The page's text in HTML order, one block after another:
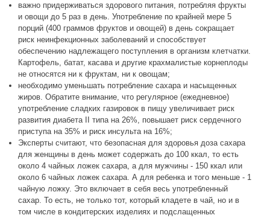
важно придерживаться здорового питания, потребляя фрукты
и овощи до 5 раз в день. Употребление по крайней мере 5
порций (400 граммов фруктов и овощей) в день сокращает
риск неинфекционных заболеваний и способствует
обеспечению надлежащего поступления в организм клетчатки.
Картофель, батат, касава и другие крахмалистые корнеплоды
не относятся ни к фруктам, ни к овощам;
необходимо уменьшать потребление сахара и насыщенных
жиров. Обратите внимание, что регулярное (ежедневное)
употребление сладких газировок в пищу увеличивает риск
развития диабета II типа на 26%, повышает риск сердечного
приступа на 35% и риск инсульта на 16%;
Эксперты считают, что безопасная для здоровья доза сахара
для женщины в день может содержать до 100 ккал, то есть
около 4 чайных ложек сахара, а для мужчины - 150 ккал или
около 6 чайных ложек сахара. А для ребенка и того меньше - 1
чайную ложку. Это включает в себя весь употребленный
сахар. То есть, не только тот, который кладете в чай, но и в
том числе в кондитерских изделиях и подслащенных